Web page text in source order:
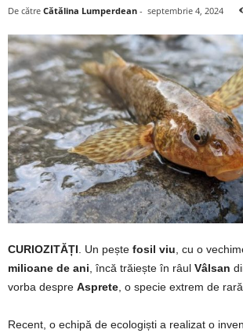
De către Cătălina Lumperdean - septembrie 4, 2024
CURIOZITĂȚI . Un pește fosil viu , cu o
milioane de ani , încă trăiește în râul Vâlsan
vorba despre Asprete , o specie extrem de
Recent, o echipă de ecologiști a realizat o